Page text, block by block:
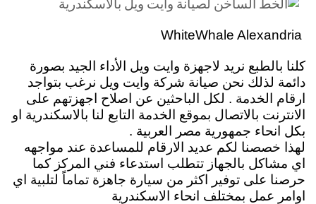
كلنا بالطبع نريد لاجهزة وايت ويل الأداء الجيد بصورة
دائمة لذلك نحن صيانة شركة وايت ويل نرغب بتواجد
ارقام الخدمة . لكل الباحثين عن اصلاح اجهزتهم على
الانترنت بالاتصال بموقع الخدمة التابع لنا بالاسكندرية او
بكل انحاء جمهورية مصر العربية .
لهذا خصصنا لكم عديد الارقام للمساعدة عند مواجهه
اي مشاكل بالجهاز تتطلب استدعاء فني المركز كما
حرصنا على توفير اكثر من سيارة جاهزة تماماً لتلبية اي
اوامر عمل بمختلف انحاء الاسكندرية